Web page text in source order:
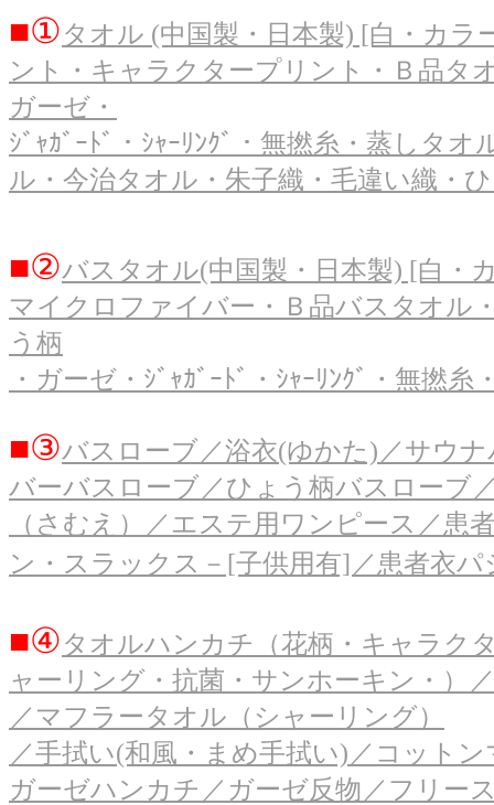
■①タオル (中国製・日本製) [白・カ
ント・キャラクタープリント・Ｂ品タ
ガーゼ・
ｼﾞｬｶﾞｰﾄﾞ・ｼｬｰﾘﾝｸﾞ・無撚糸・蒸しタ
ル・今治タオル・朱子織・毛違い織・
■②バスタオル(中国製・日本製) [白・
マイクロファイバー・Ｂ品バスタオル
う柄
・ガーゼ・ｼﾞｬｶﾞｰﾄﾞ・ｼｬｰﾘﾝｸﾞ・無撚
■③バスローブ／浴衣(ゆかた)／サウ
バーバスローブ／ひょう柄バスローブ
（さむえ）／エステ用ワンピース／患
ン・スラックス－[子供用有]／患者衣
■④タオルハンカチ（花柄・キャラク
ャーリング・抗菌・サンホーキン・）
／マフラータオル（シャーリング）
／手拭い(和風・まめ手拭い)／コット
ガーゼハンカチ／ガーゼ反物／フリー